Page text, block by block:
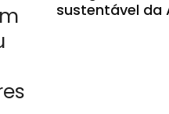
sustentável da